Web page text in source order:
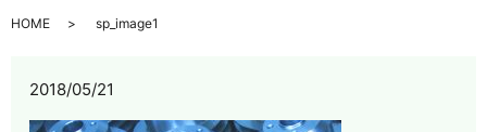
HOME sp_image1
2018/05/21